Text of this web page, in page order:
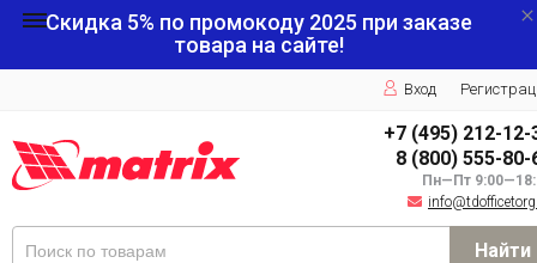
Скидка 5% по промокоду 2025 при заказе
товара на сайте!
Вход
+7 (495) 212-12-
8 (800) 555-80-
Пн—Пт
Найти